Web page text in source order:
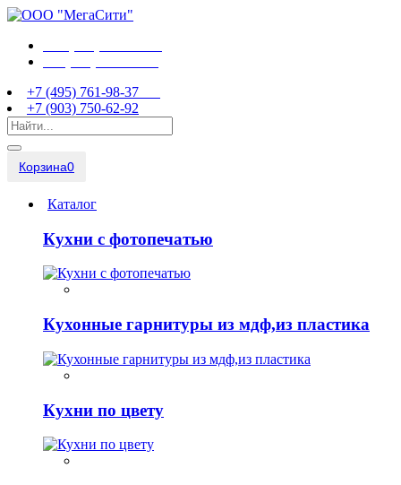
+7 (495) 761-98-37
+7 (903) 750-62-92
Корзина0
Каталог
Кухни с фотопечатью
Кухонные гарнитуры из мдф,из пластика
Кухни по цвету